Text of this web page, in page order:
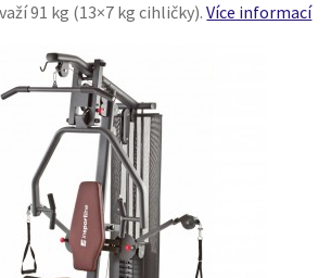
91 kg (13×7 kg cihličky).Více informací